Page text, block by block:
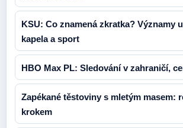
KSU: Co znamená zkratka? Významy
kapela a sport
HBO Max PL: Sledování v zahraničí,
Zapékané těstoviny s mletým masem:
krokem